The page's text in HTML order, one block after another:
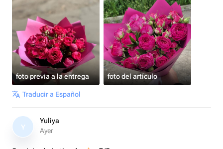
foto previa a la entrega foto del artículo
Traducir a Español
Y
Yuliya
Ayer